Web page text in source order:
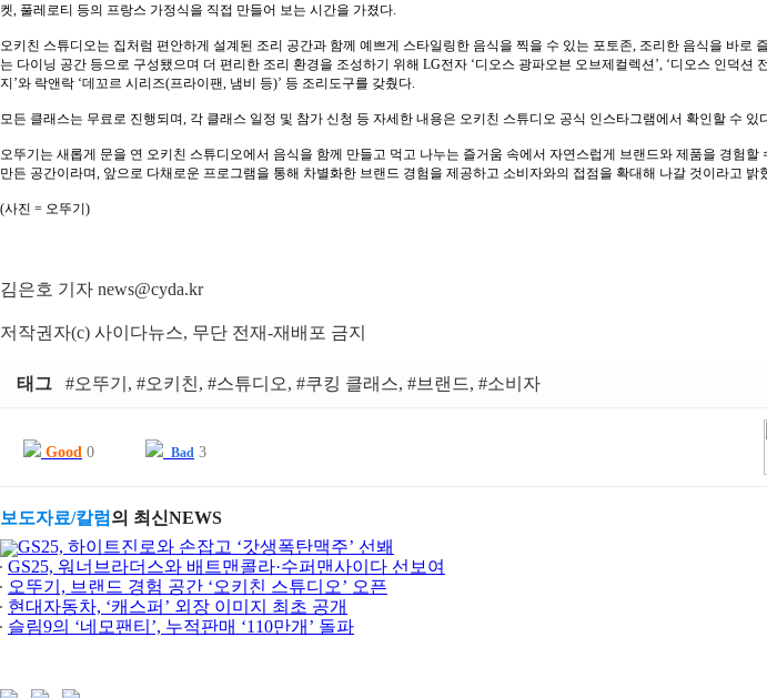
켓, 풀레로티 등의 프랑스 가정식을 직접 만들어 보는 시간을 가졌다.
오키친 스튜디오는 집처럼 편안하게 설계된 조리 공간과 함께 예쁘게 스타일링한 음식을 찍을 수 있는 포토존, 조리한 음식을 바로
는 다이닝 공간 등으로 구성됐으며 더 편리한 조리 환경을 조성하기 위해 LG전자 ‘디오스 광파오븐 오브제컬렉션’, ‘디오스 인덕션
지’와 락앤락 ‘데꼬르 시리즈(프라이팬, 냄비 등)’ 등 조리도구를 갖췄다.
모든 클래스는 무료로 진행되며, 각 클래스 일정 및 참가 신청 등 자세한 내용은 오키친 스튜디오 공식 인스타그램에서 확인할 수 있
오뚜기는 새롭게 문을 연 오키친 스튜디오에서 음식을 함께 만들고 먹고 나누는 즐거움 속에서 자연스럽게 브랜드와 제품을 경험할
만든 공간이라며, 앞으로 다채로운 프로그램을 통해 차별화한 브랜드 경험을 제공하고 소비자와의 접점을 확대해 나갈 것이라고 밝
(사진 = 오뚜기)
김은호 기자 news@cyda.kr
저작권자(c) 사이다뉴스, 무단 전재-재배포 금지
태그 #오뚜기, #오키친, #스튜디오, #쿠킹 클래스, #브랜드, #소비자
Good 0 Bad 3
보도자료/칼럼 의 최신NEWS
GS25, 하이트진로와 손잡고 ‘갓생폭탄맥주’ 선봬
GS25, 워너브라더스와 배트맨콜라·수퍼맨사이다 선보여
오뚜기, 브랜드 경험 공간 ‘오키친 스튜디오’ 오픈
현대자동차, ‘캐스퍼’ 외장 이미지 최초 공개
슬림9의 ‘네모팬티’, 누적판매 ‘110만개’ 돌파